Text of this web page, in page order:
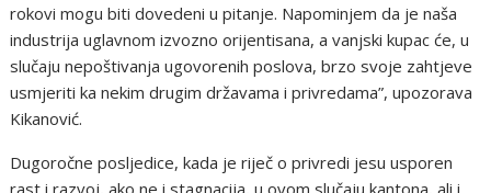
rokovi mogu biti dovedeni u pitanje. Napominjem da je naša
industrija uglavnom izvozno orijentisana, a vanjski kupac će, u
slučaju nepoštivanja ugovorenih poslova, brzo svoje zahtjeve
usmjeriti ka nekim drugim državama i privredama”, upozorava
Kikanović.
Dugoročne posljedice, kada je riječ o privredi jesu usporen